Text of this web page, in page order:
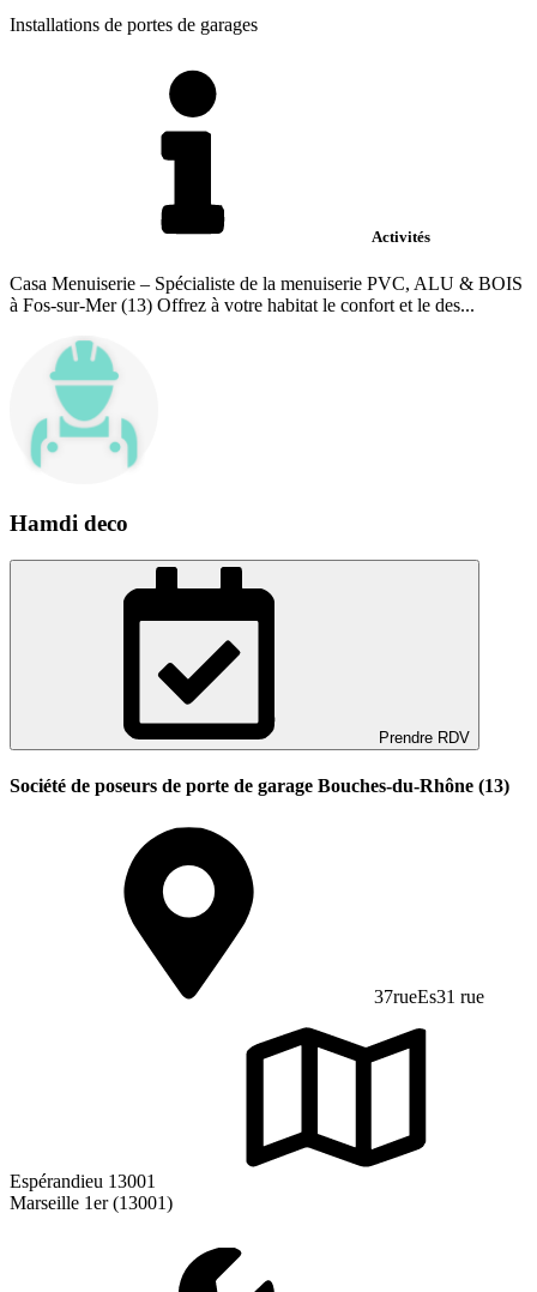
Installations de portes de garages
Activités
Casa Menuiserie – Spécialiste de la menuiserie PVC, ALU & BOIS
à Fos-sur-Mer (13) Offrez à votre habitat le confort et le des...
Hamdi deco
Prendre RDV
Société de poseurs de porte de garage Bouches-du-Rhône (13)
37rueEs31 rue
Espérandieu 13001
Marseille 1er (13001)